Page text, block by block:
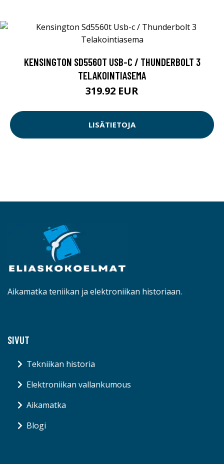
KENSINGTON SD5560T USB-C / THUNDERBOLT 3
TELAKOINTIASEMA
319.92 EUR
LISÄTIETOJA
Aikamatka teniikan ja elektroniikan historiaan.
SIVUT
Tekniikan historia
Elektroniikan vallankumous
Aikamatka
Blogi